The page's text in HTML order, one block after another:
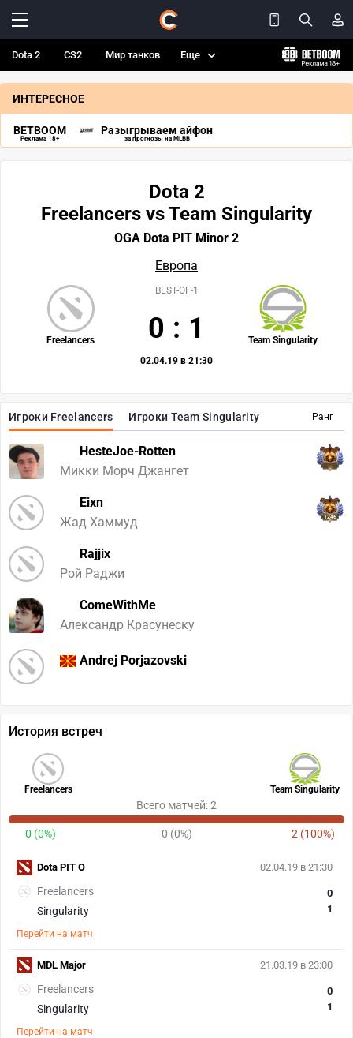
Dota 2 CS2 Мир танков Еще
ИНТЕРЕСНОЕ
BETBOOM
Реклама 18+
Разыгрываем айфон
за прогнозы на MLBB
Ранг
Игроки Freelancers Игроки Team Singularity
HesteJoe-Rotten
Микки Морч Джангет
Eixn
Жад Хаммуд
1246
Rajjix
Рой Раджи
ComeWithMe
Александр Красунеску
Andrej Porjazovski
Dota 2
Freelancers vs Team Singularity
OGA Dota PIT Minor 2
Европа
Freelancers Team Singularity
BEST-OF-1
0 : 1
02.04.19 в 21:30
История встреч
Freelancers Team Singularity
Всего матчей: 2
0 (0%) 0 (0%) 2 (100%)
02.04.19 в 21:30
Freelancers
Singularity
0
1
Перейти на матч
Dota PIT O
21.03.19 в 23:00
Freelancers
Singularity
0
1
Перейти на матч
MDL Major